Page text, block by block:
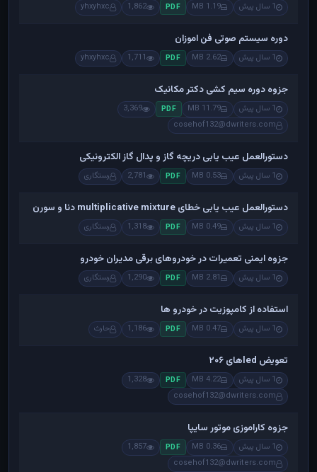
1 سال پیش 1.19 MB
PDF
1,862
yhxyhxc
دوره سیستم صوتی فن اموزان
1 سال پیش 2.62 MB
PDF
1,711
yhxyhxc
جزوه دوره سیم کشی دکتر مکانیک
1 سال پیش 11.79 MB
PDF
3,369
cosehof132@dwriters.com
دستورالعمل عیب یابی دریچه گاز و پدال گاز الکترونیکی
1 سال پیش 0.53 MB
PDF
2,781 رستگاری
دستورالعمل عیب یابی خطای multiplicative mixture دنا و سورن
1 سال پیش 0.49 MB
PDF
1,318 رستگاری
جزوه ایمنی تعمیرات در خودروهای برقی مدیران خودرو
1 سال پیش 2.81 MB
PDF
1,290 رستگاری
استفاده از کامپوزیت در خودرو ها
1 سال پیش 0.47 MB
PDF
1,186 حارث
تعویض ledهای ۲۰۶
1 سال پیش 4.22 MB
PDF
1,328
cosehof132@dwriters.com
جزوه کاراموزی موتور سایپا
1 سال پیش 0.36 MB
PDF
1,857
cosehof132@dwriters.com